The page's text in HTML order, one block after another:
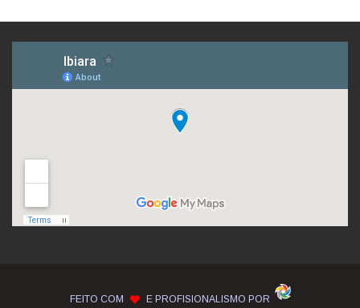
FEITO COM E PROFISIONALISMO POR